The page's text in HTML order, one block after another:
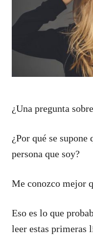
¿Una pregunta
¿Por qué se
persona que soy?
Me conozco mejor
Eso es lo que
leer estas primeras